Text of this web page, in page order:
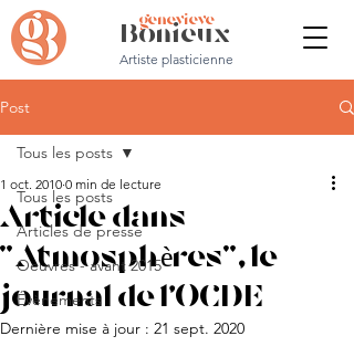
genevieve
Bonieux
Artiste plasticienne
Post
Tous les posts
Articles de presse
Oeuvres - avant 2015
Évènements
Tous les posts
Article dans
"Atmosphères", le
journal de l'OCDE
1 oct. 2010 0 min de lecture
Dernière mise à jour : 21 sept. 2020